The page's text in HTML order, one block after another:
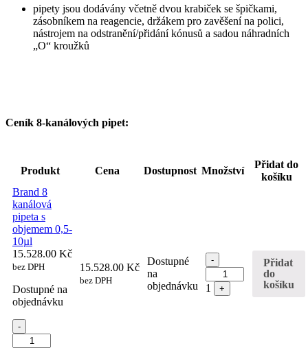
pipety jsou dodávány včetně dvou krabiček se špičkami,
zásobníkem na reagencie, držákem pro zavěšení na polici,
nástrojem na odstranění/přidání kónusů a sadou náhradních
„O“ kroužků
Ceník 8-kanálových pipet:
Produkt Cena Dostupnost Množství
Přidat do
košíku
Brand 8
kanálová
pipeta s
objemem 0,5-
10µl
15.528.00 Kč
bez DPH
Dostupné na
objednávku
Quantity
-
15.528.00 Kč
bez DPH
Dostupné
na
objednávku
Quantity
-
1 +
Přidat
do
košíku